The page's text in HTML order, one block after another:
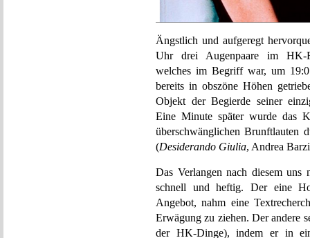
Ängstlich und aufgeregt
Uhr drei Augenpaare im HK-
welches im Begriff war, um
bereits in obszöne Höhen
Objekt der Begierde seiner
Eine Minute später wurde das
überschwänglichen Brunftlauten
(Desiderando Giulia, Andrea
Das Verlangen nach diesem
schnell und heftig. Der eine
Angebot, nahm eine
Erwägung zu ziehen. Der andere
der HK-Dinge), indem er in